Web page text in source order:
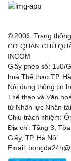
© 2006. Trang
CƠ QUAN CHỦ
INCOM
Giấy phép số: 150/
hoá Thể thao TP.
Nội dung thông tin
Thể thao và Văn
tử Nhân lực Nhân tài
Chịu trách nhiệm:
Địa chỉ: Tầng 3,
Giấy, TP. Hà Nội
Email: